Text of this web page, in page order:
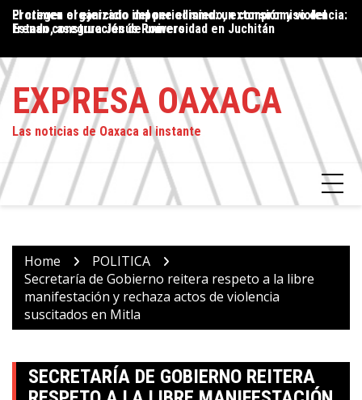
SkipProteger el ejercicio del periodismo: un compromiso del
Estado, asegura Jesús Romero
El crimen organizado impone el miedo, extorsión y violencia:
frenan construcción de universidad en Juchitán
EXPRESA OAXACA
Las noticias de Oaxaca al instante
Home
POLITICA
Secretaría de Gobierno reitera respeto a la libre
manifestación y rechaza actos de violencia
suscitados en Mitla
SECRETARÍA DE GOBIERNO REITERA